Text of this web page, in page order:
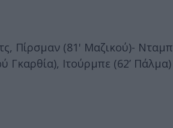
Πίρσμαν (81' Μαζικού)-
Ιτούρμπε (62’ Πάλμα)